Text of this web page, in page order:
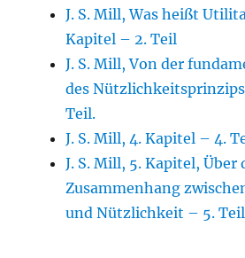
J. S. Mill, Was heißt
Kapitel – 2. Teil
J. S. Mill, Von der
des
Teil.
J. S. Mill, 4. Kapitel – 4.
J. S. Mill, 5. Kapitel, Über
Zusammenhang
und Nützlichkeit – 5. Teil